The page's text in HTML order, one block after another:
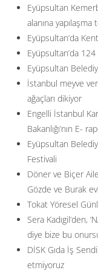
Eyüpsultan
alanına yapılaşma
Eyüpsultan’da
Eyüpsultan’da
Eyüpsultan
İstanbul meyve
ağaçları dikiyor
Engelli İstanbul
Bakanlığı’nın E-
Eyüpsultan
Festivali
Döner ve Biçer
Gözde ve Burak
Tokat Yöresel
Sera Kadıgil’den,
diye bize bu
DİSK Gıda İş
etmiyoruz